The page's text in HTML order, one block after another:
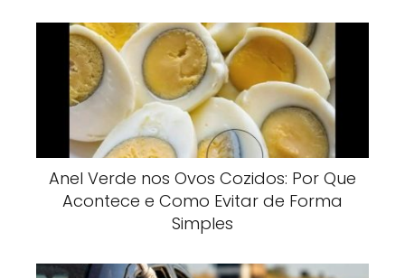
Anel Verde nos Ovos Cozidos: Por Que
Acontece e Como Evitar de Forma
Simples